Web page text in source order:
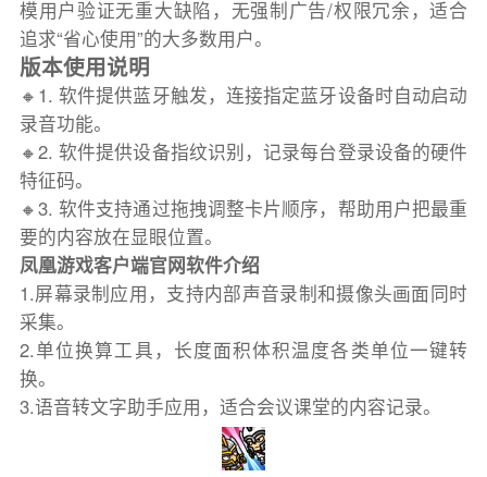
模用户验证无重大缺陷，无强制广告/权限冗余，适合
追求“省心使用”的大多数用户。
版本使用说明
🔸1. 软件提供蓝牙触发，连接指定蓝牙设备时自动启动
录音功能。
🔸2. 软件提供设备指纹识别，记录每台登录设备的硬件
特征码。
🔸3. 软件支持通过拖拽调整卡片顺序，帮助用户把最重
要的内容放在显眼位置。
凤凰游戏客户端官网软件介绍
1.屏幕录制应用，支持内部声音录制和摄像头画面同时
采集。
2.单位换算工具，长度面积体积温度各类单位一键转
换。
3.语音转文字助手应用，适合会议课堂的内容记录。